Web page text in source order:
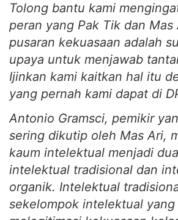
Tolong bantu kami
peran yang Pak Tik dan Mas
pusaran kekuasaan adalah
upaya untuk menjawab
Ijinkan kami kaitkan hal itu
yang pernah kami dapat di
Antonio Gramsci, pemikir
sering dikutip oleh Mas Ari,
kaum intelektual menjadi
intelektual tradisional dan
organik. Intelektual
sekelompok intelektual yang